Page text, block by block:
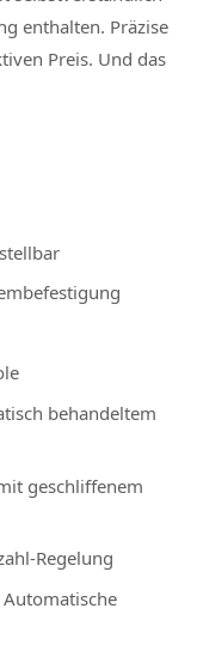
enthalten. Präzise
Preis. Und das
behandeltem
geschliffenem
Regelung